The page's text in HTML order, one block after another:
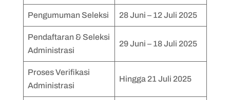
Pengumuman Seleksi 28 Juni – 12 Juli 2025
Pendaftaran & Seleksi
Administrasi
29 Juni – 18 Juli 2025
Proses Verifikasi
Administrasi
Hingga 21 Juli 2025